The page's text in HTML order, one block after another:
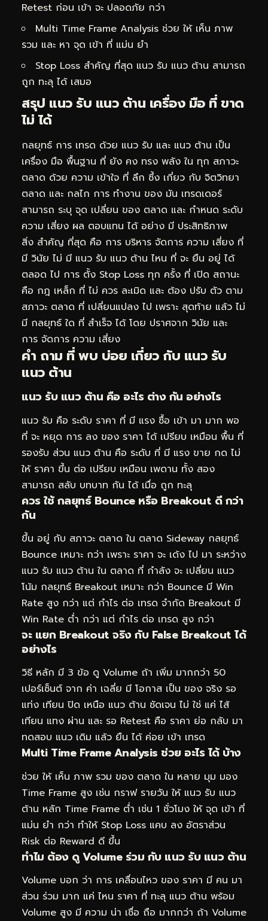
Retest ก่อน เข้า จะ ปลอดภัย กว่า
Multi Time Frame Analysis ช่วย ให้ เห็น ภาพ
รวม และ หา จุด เข้า ที่ แม่น ยำ
Stop Loss สำคัญ ที่สุด แนว รับ แนว ต้าน สามารถ
ถูก ทะลุ ได้ เสมอ
สรุป แนว รับ แนว ต้าน เครื่อง มือ ที่ ขาด
ไม่ ได้
กลยุทธ์ การ เทรด ด้วย แนว รับ และ แนว ต้าน เป็น
เครื่อง มือ พื้นฐาน ที่ ยัง คง ทรง พลัง ใน ทุก สภาวะ
ตลาด ด้วย ความ เข้าใจ ที่ ลึก ซึ้ง เกี่ยว กับ จิตวิทยา
ตลาด และ กลไก การ ทำงาน ของ มัน เทรดเดอร์
สามารถ ระบุ จุด เปลี่ยน ของ ตลาด และ กำหนด ระดับ
ความ เสี่ยง ผล ตอบแทน ได้ อย่าง มี ประสิทธิภาพ
สิ่ง สำคัญ ที่สุด คือ การ บริหาร จัดการ ความ เสี่ยง ที่
มี วินัย ไม่ มี แนว รับ แนว ต้าน ไหน ที่ จะ ยืน อยู่ ได้
ตลอด ไป การ ตั้ง Stop Loss ทุก ครั้ง ที่ เปิด สถานะ
คือ กฎ เหล็ก ที่ ไม่ ควร ละเมิด และ ต้อง ปรับ ตัว ตาม
สภาวะ ตลาด ที่ เปลี่ยนแปลง ไป เพราะ สุดท้าย แล้ว ไม่
มี กลยุทธ์ ใด ที่ สำเร็จ ได้ โดย ปราศจาก วินัย และ
การ จัดการ ความ เสี่ยง
คำ ถาม ที่ พบ บ่อย เกี่ยว กับ แนว รับ
แนว ต้าน
แนว รับ แนว ต้าน คือ อะไร ต่าง กัน อย่างไร
แนว รับ คือ ระดับ ราคา ที่ มี แรง ซื้อ เข้า มา มาก พอ
ที่ จะ หยุด การ ลง ของ ราคา ได้ เปรียบ เหมือน พื้น ที่
รองรับ ส่วน แนว ต้าน คือ ระดับ ที่ มี แรง ขาย กด ไม่
ให้ ราคา ขึ้น ต่อ เปรียบ เหมือน เพดาน ทั้ง สอง
สามารถ สลับ บทบาท กัน ได้ เมื่อ ถูก ทะลุ
ควร ใช้ กลยุทธ์ Bounce หรือ Breakout ดี กว่า
กัน
ขึ้น อยู่ กับ สภาวะ ตลาด ใน ตลาด Sideway กลยุทธ์
Bounce เหมาะ กว่า เพราะ ราคา จะ เด้ง ไป มา ระหว่าง
แนว รับ แนว ต้าน ใน ตลาด ที่ กำลัง จะ เปลี่ยน แนว
โน้ม กลยุทธ์ Breakout เหมาะ กว่า Bounce มี Win
Rate สูง กว่า แต่ กำไร ต่อ เทรด จำกัด Breakout มี
Win Rate ต่ำ กว่า แต่ กำไร ต่อ เทรด สูง กว่า
จะ แยก Breakout จริง กับ False Breakout ได้
อย่างไร
วิธี หลัก มี 3 ข้อ ดู Volume ถ้า เพิ่ม มากกว่า 50
เปอร์เซ็นต์ จาก ค่า เฉลี่ย มี โอกาส เป็น ของ จริง รอ
แท่ง เทียน ปิด เหนือ แนว ต้าน ชัดเจน ไม่ ใช่ แค่ ไส้
เทียน แทง ผ่าน และ รอ Retest คือ ราคา ย่อ กลับ มา
ทดสอบ แนว เดิม แล้ว ยืน ได้ ค่อย เข้า เทรด
Multi Time Frame Analysis ช่วย อะไร ได้ บ้าง
ช่วย ให้ เห็น ภาพ รวม ของ ตลาด ใน หลาย มุม มอง
Time Frame สูง เช่น กราฟ รายวัน ให้ แนว รับ แนว
ต้าน หลัก Time Frame ต่ำ เช่น 1 ชั่วโมง ให้ จุด เข้า ที่
แม่น ยำ กว่า ทำให้ Stop Loss แคบ ลง อัตราส่วน
Risk ต่อ Reward ดี ขึ้น
ทำไม ต้อง ดู Volume ร่วม กับ แนว รับ แนว ต้าน
Volume บอก ว่า การ เคลื่อนไหว ของ ราคา มี คน มา
ส่วน ร่วม มาก แค่ ไหน ราคา ที่ ทะลุ แนว ต้าน พร้อม
Volume สูง มี ความ น่า เชื่อ ถือ มากกว่า ถ้า Volume